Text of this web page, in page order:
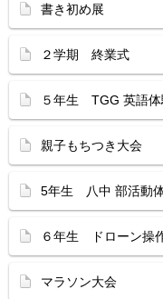
書き初め展
２学期 終業式
５年生 TGG 英語体
親子もちつき大会
5年生 八中 部活動
６年生 ドローン操
マラソン大会